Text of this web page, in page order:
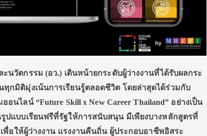
ะนวัตกรรม (อว.) เดินหน้ายกระดับผู้ว่างงานที่ได้รับผลกระ
กมิติมุ่งเน้นการเรียนรู้ตลอดชีวิต โดยล่าสุดได้ร่วมกับ
ออนไลน์ “Future Skill x New Career Thailand” อย่างเป็น
ปแบบเรียนฟรีที่รัฐให้การสนับสนุน มีเพียงบางหลักสูตรที่
เพื่อให้ผู้ว่างงาน แรงงานคืนถิ่น ผู้ประกอบอาชีพอิสระ